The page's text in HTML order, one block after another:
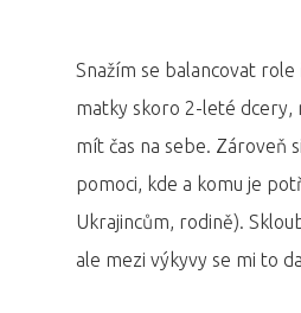
Snažím se balancovat
matky skoro 2-leté dcery,
mít čas na sebe. Zároveň
pomoci, kde a komu je
Ukrajincům, rodině).
ale mezi výkyvy se mi to